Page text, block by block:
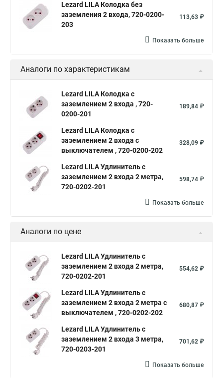
Lezard LILA Колодка без
заземления 2 входа, 720-0200-
203
113,63 ₽
Показать больше
Аналоги по характеристикам
Lezard LILA Колодка с
заземлением 2 входа , 720-
0200-201
189,84 ₽
Lezard LILA Колодка с
заземлением 2 входа с
выключателем , 720-0200-202
328,09 ₽
Lezard LILA Удлинитель с
заземлением 2 входа 2 метра,
720-0202-201
598,74 ₽
Показать больше
Аналоги по цене
Lezard LILA Удлинитель с
заземлением 2 входа 2 метра,
720-0202-201
554,62 ₽
Lezard LILA Удлинитель с
заземлением 2 входа 2 метра с
выключателем , 720-0202-202
680,87 ₽
Lezard LILA Удлинитель с
заземлением 2 входа 3 метра,
720-0203-201
701,62 ₽
Показать больше